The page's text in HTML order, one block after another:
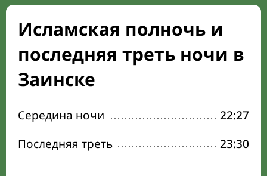
Исламская полночь и
последняя треть ночи в
Заинске
Середина ночи
22:27
Последняя треть
23:30